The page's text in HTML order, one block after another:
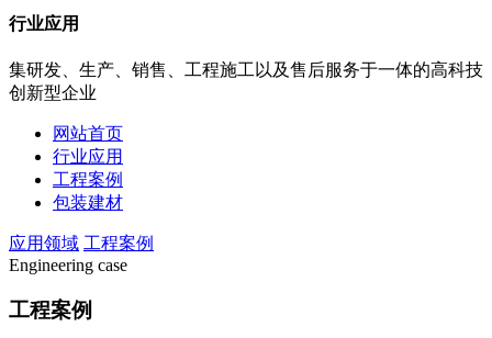
行业应用
集研发、生产、销售、工程施工以及售后服务于一体的高科技
创新型企业
网站首页
行业应用
工程案例
包装建材
应用领域 工程案例
Engineering case
工程案例